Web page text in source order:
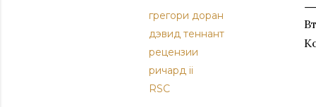
грегори доран
дэвид теннант
рецензии
ричард ii
RSC